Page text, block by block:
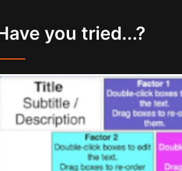
you tried...?